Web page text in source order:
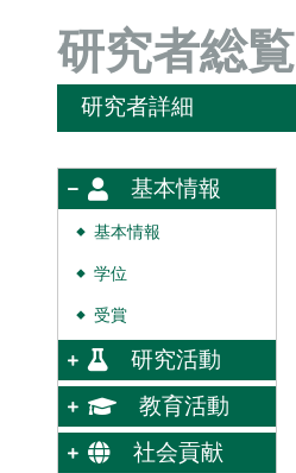
研究者総覧
研究者詳細
基本情報
◆ 基本情報
◆ 学位
◆ 受賞
研究活動
教育活動
社会貢献